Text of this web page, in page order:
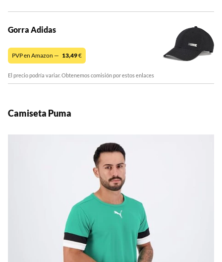
Gorra Adidas
PVP en Amazon — 13,49€
El precio podría variar. Obtenemos comisión por estos enlaces
Camiseta Puma